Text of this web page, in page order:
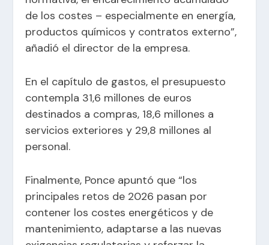
de los costes – especialmente en energía,
productos químicos y contratos externo”,
añadió el director de la empresa.
En el capítulo de gastos, el presupuesto
contempla 31,6 millones de euros
destinados a compras, 18,6 millones a
servicios exteriores y 29,8 millones al
personal.
Finalmente, Ponce apuntó que “los
principales retos de 2026 pasan por
contener los costes energéticos y de
mantenimiento, adaptarse a las nuevas